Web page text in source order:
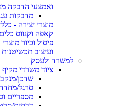
ואמצעי הדבקה
מדבקות
מוצרי יצירה -
קאפה וקנווס
פיסול וכיור
ועיצוב תכשיטנות
למשרד ולעסק
ציוד משרדי מקיף
שדכן/
סרגל/
מספריים